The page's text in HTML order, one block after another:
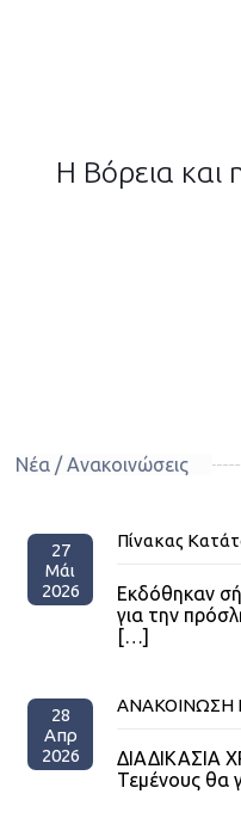
Η Βόρεια και
Νέα / Ανακοινώσεις
Πίνακας
27
Μάι
2026
Εκδόθηκαν
για την
[…]
ΑΝΑΚΟΙΝΩΣΗ
28
Απρ
2026
ΔΙΑΔΙΚΑΣΙΑ
Τεμένους θα